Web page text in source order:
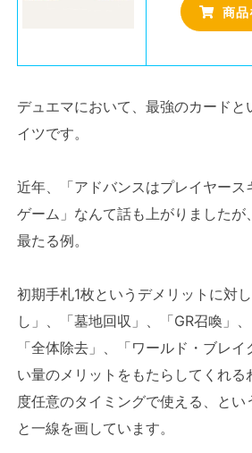
商
デュエマにおいて、最強のカードと
イツです。
近年、「アドバンスはプレイヤース
ゲーム」なんて話も上がりましたが
最たる例。
初期手札1枚というデメリットに対
し」、「墓地回収」、「GR召喚」
「全体除去」、「ワールド・ブレ
い量のメリットをもたらしてくれる
度任意のタイミングで使える、とい
と一線を画しています。